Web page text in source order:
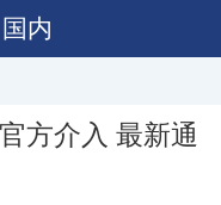
国内
方介入 最新通